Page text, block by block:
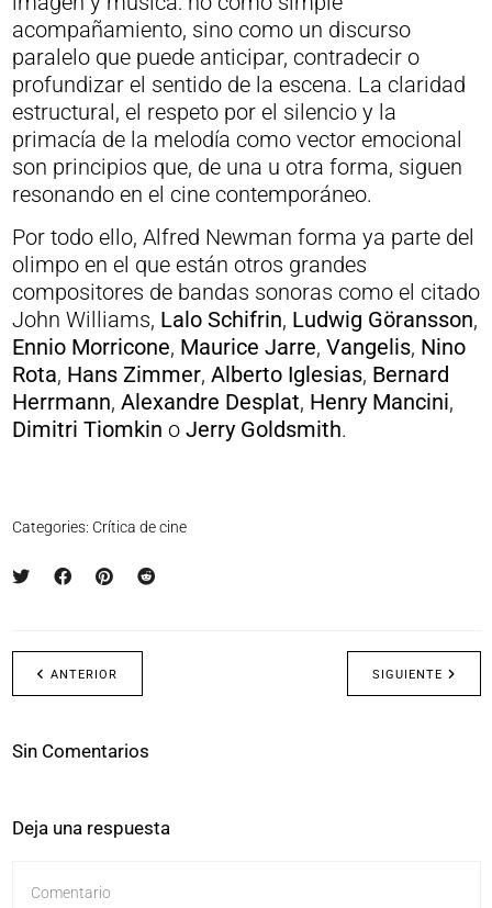
acompañamiento, sino como un discurso
paralelo que puede anticipar, contradecir o
profundizar el sentido de la escena. La claridad
estructural, el respeto por el silencio y la
primacía de la melodía como vector emocional
son principios que, de una u otra forma, siguen
resonando en el cine contemporáneo.
Por todo ello, Alfred Newman forma ya parte del
olimpo en el que están otros grandes
compositores de bandas sonoras como el citado
John Williams, Lalo Schifrin, Ludwig Göransson,
Ennio Morricone, Maurice Jarre, Vangelis, Nino
Rota, Hans Zimmer, Alberto Iglesias, Bernard
Herrmann, Alexandre Desplat, Henry Mancini,
Dimitri Tiomkin o Jerry Goldsmith.
Categories: Crítica de cine
SIGUIENTE
ANTERIOR
Sin Comentarios
Deja una respuesta